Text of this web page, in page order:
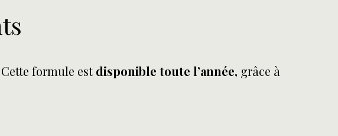
formule estdisponible toute l’année, grâce à